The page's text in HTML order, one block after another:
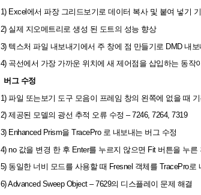
1) Excel에서 파장 그리드보기로 데이터 복사 및 붙여 넣기
2) 실제 지오메트리로 생성 된 도트의 성능 향상
3) 텍스처 파일 내보내기에서 주 창에 점 만들기로 DMD 내
4) 곡선에서 가장 가까운 위치에 새 제어점을 삽입하는 동작
버그 수정
1) 파일 또는보기 도구 모음이 프레임 창의 왼쪽에 없을 때
2) 제공된 모델의 광선 추적 오류 수정 – 7246, 7264, 7319
3) Enhanced Prism을 TracePro 로 내보내는 버그 수정
4) no 값을 변경 한 후 Enter를 누르지 않으면 Fit 버튼을 누
5) 동일한 너비 모드를 사용할 때 Fresnel 객체를 TracePro로
6) Advanced Sweep Object – 7629의 디스플레이 문제 해결